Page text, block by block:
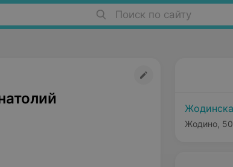
Поиск по сайту
Жодино,